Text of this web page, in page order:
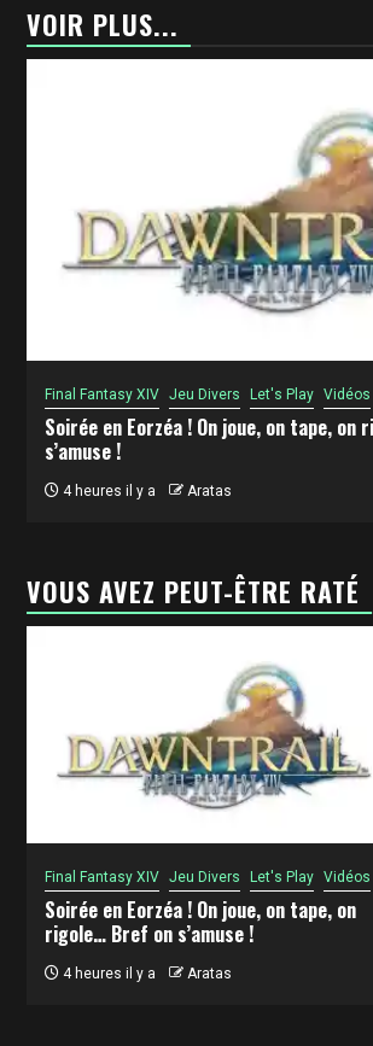
VOIR PLUS...
Final Fantasy XIV Jeu Divers Let's Play Vidéos
Soirée en Eorzéa ! On joue, on tape,
s’amuse !
4 heures il y a Aratas
VOUS AVEZ PEUT-ÊTRE RATÉ
Final Fantasy XIV Jeu Divers Let's Play Vidéos
Soirée en Eorzéa ! On joue, on tape, on
rigole… Bref on s’amuse !
4 heures il y a Aratas